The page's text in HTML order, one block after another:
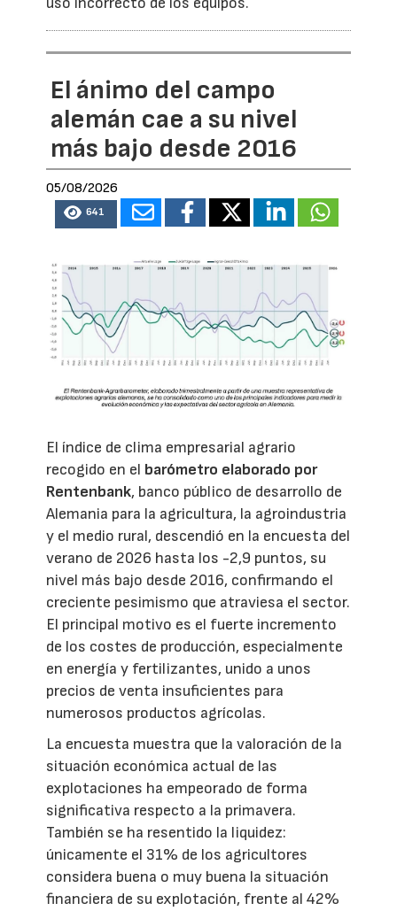
El ánimo del campo
alemán cae a su nivel
más bajo desde 2016
05/08/2026
641
El índice de clima empresarial agrario
recogido en el barómetro elaborado por
Rentenbank, banco público de desarrollo de
Alemania para la agricultura, la agroindustria
y el medio rural, descendió en la encuesta del
verano de 2026 hasta los -2,9 puntos, su
nivel más bajo desde 2016, confirmando el
creciente pesimismo que atraviesa el sector.
El principal motivo es el fuerte incremento
de los costes de producción, especialmente
en energía y fertilizantes, unido a unos
precios de venta insuficientes para
numerosos productos agrícolas.
La encuesta muestra que la valoración de la
situación económica actual de las
explotaciones ha empeorado de forma
significativa respecto a la primavera.
También se ha resentido la liquidez:
únicamente el 31% de los agricultores
considera buena o muy buena la situación
financiera de su explotación, frente al 42%